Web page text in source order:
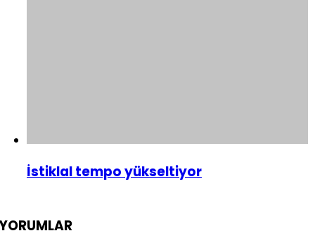
İstiklal tempo yükseltiyor